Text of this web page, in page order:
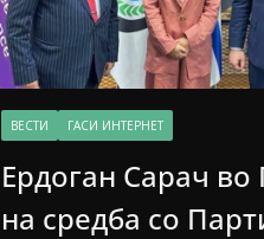
ВЕСТИ ГАСИ ИНТЕРНЕТ
Ердоган Сарач во
на средба со